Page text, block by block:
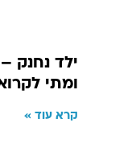
ילד נחנק
ומתי
קרא עוד »